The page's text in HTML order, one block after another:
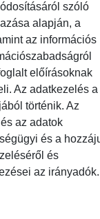
szóló
alapján, a
az információs
előírásoknak
Az adatkezelés a
történik. Az
az adatok
és a
és
az irányadók.